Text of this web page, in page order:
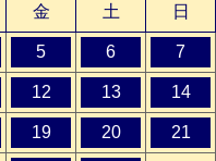
金 土 日
5 6 7
12 13 14
19 20 21